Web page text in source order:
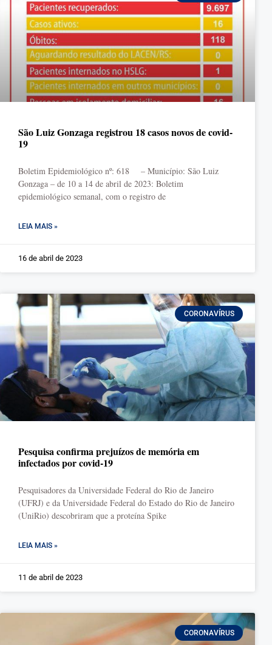
São Luiz Gonzaga registrou 18 casos novos de covid-
19
Boletim Epidemiológico nº: 618 – Município: São Luiz
Gonzaga – de 10 a 14 de abril de 2023: Boletim
epidemiológico semanal, com o registro de
LEIA MAIS »
16 de abril de 2023
CORONAVÍRUS
Pesquisa confirma prejuízos de memória em
infectados por covid-19
Pesquisadores da Universidade Federal do Rio de Janeiro
(UFRJ) e da Universidade Federal do Estado do Rio de Janeiro
(UniRio) descobriram que a proteína Spike
LEIA MAIS »
11 de abril de 2023
CORONAVÍRUS